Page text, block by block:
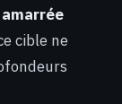
amarrée
cible ne